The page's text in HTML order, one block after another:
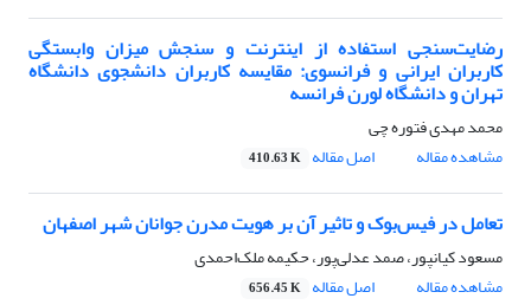
رضایت‌سنجی استفاده از اینترنت و سنجش میزان وابستگی
کاربران ایرانی و فرانسوی: مقایسه کاربران دانشجوی دانشگاه
تهران و دانشگاه لورن فرانسه
محمد مهدی فتوره چی
مشاهده مقاله
اصل مقاله 410.63 K
تعامل در فیس‌بوک و تاثیر آن بر هویت مدرن جوانان شهر اصفهان
مسعود کیانپور، صمد عدلی‌پور، حکیمه ملک‌احمدی
مشاهده مقاله
اصل مقاله 656.45 K